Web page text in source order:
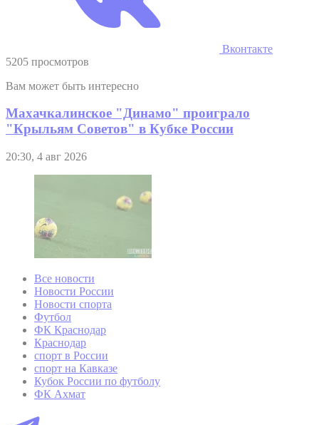
Вконтакте
5205 просмотров
Вам может быть интересно
Махачкалинское "Динамо" проиграло
"Крыльям Советов" в Кубке России
20:30, 4 авг 2026
Все новости
Новости России
Новости спорта
Футбол
ФК Краснодар
Краснодар
спорт в России
спорт на Кавказе
Кубок России по футболу
ФК Ахмат